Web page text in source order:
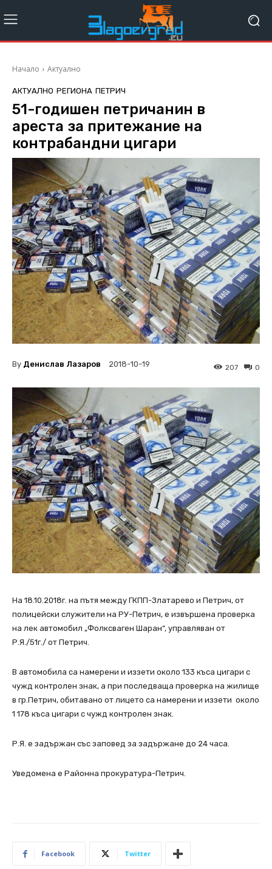
Начало Актуално
АКТУАЛНО РЕГИОНА ПЕТРИЧ
51-годишен петричанин в
ареста за притежание на
контрабандни цигари
By Денислав Лазаров 2018-10-19 0
207
На 18.10.2018г. на пътя между ГКПП-Златарево и Петрич, от
полицейски служители на РУ-Петрич, е извършена проверка
на лек автомобил „Фолксваген Шаран“, управляван от
Р.Я./51г./ от Петрич.
В автомобила са намерени и иззети около 133 къса цигари с
чужд контролен знак, а при последваща проверка на жилище
в гр.Петрич, обитавано от лицето са намерени и иззети около
1 178 къса цигари с чужд контролен знак.
Р.Я. е задържан със заповед за задържане до 24 часа.
Уведомена е Районна прокуратура-Петрич.
Facebook Twitter